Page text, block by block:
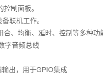
制面板。
联机工作。
、均衡、延时、控制等多种功
字音频总线
出，用于GPIO集成